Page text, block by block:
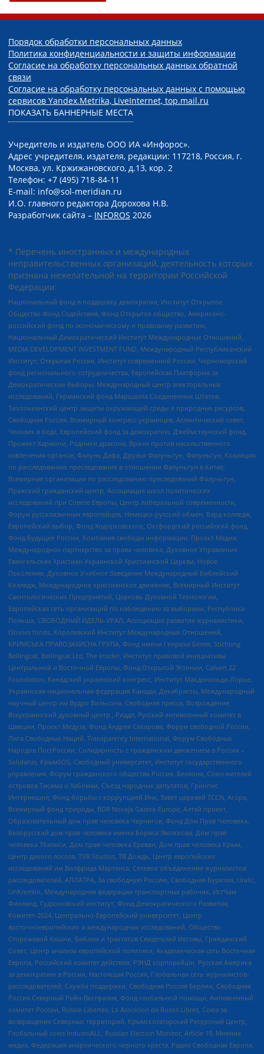
Порядок обработки персональных данных
Политика конфиденциальности и защиты информации
Согласие на обработку персональных данных обратной
связи
Согласие на обработку персональных данных с помощью
сервисов Yandex.Metrika, LiveInternet, top.mail.ru
ПОКАЗАТЬ БАННЕРНЫЕ МЕСТА
Учредитель и издатель ООО ИА «Инфорос».
Адрес учредителя, издателя, редакции: 117218, Россия, г.
Москва, ул. Кржижановского, д.13, кор. 2
Телефон: +7 (495) 718-84-11
E-mail: info@sol-meridian.ru
И.О. главного редактора Дорохова Н.В.
Разработчик сайта – INFOROS 2026
* Перечень иностранных и международных
неправительственных организаций, деятельность которых
признана нежелательной на территории Российской
Федерации:
Национальный фонд в поддержку демократии, Институт Открытое
Общество Фонд Содействия, Фонд Открытое общество, Американо-
российский фонд по экономическому и правовому развитию,
Национальный Демократический Институт Международных Отношений,
MEDIA DEVELOPMENT INVESTMENT FUND, Международный Республиканский
Институт, Открытая Россия, Институт современной России, Черноморский
фонд регионального сотрудничества, Европейская Платформа за
Демократические Выборы, Международный центр электоральных
исследований, Германский фонд Маршалла Соединенных Штатов,
Тихоокеанский центр защиты окружающей среды и природных ресурсов,
Свободная Россия, Всемирный конгресс украинцев, Атлантический совет,
Человек в беде, Европейский фонд за демократию, Джеймстаунский фонд,
Прожект Хармони, Родники дракона, Врачи против насильственного
извлечения органов, Фалунь Дафа, Друзья Фалуньгун, Фалуньгун, Коалиция
по расследованию преследования в отношении Фалуньгун в Китае,
Всемирная организация по расследованию преследований Фалуньгун,
Пражский гражданский центр, Ассоциация школ политических
исследований при Совете Европы, Центр либеральной современности,
Форум русскоязычных европейцев, Немецко-русский обмен, Бард колледж,
Европейский выбор, Фонд Ходорковского, Оксфордский российский фонд,
Фонд Будущее России, Компания свободы информации, Проект Медиа,
Международное партнерство за права человека, Духовное Управление
Евангельских Христиан Украинской Христианской Церкви, Новое
Поколение, Духовное Учебное Заведение Международный Библейский
Колледж, Международное христианское движение, Всемирный Институт
Саентологических Предприятий, Церковь Духовной Технологии,
Европейская сеть организаций по наблюдению за выборами, Республика
Польша, СВОБОДНЫЙ ИДЕЛЬ-УРАЛ, Ассоциация развития журналистики,
IStories fonds, Королевский Институт Международных Отношений,
КРИМСЬКА ПРАВОЗАХИСНА ГРУПА, Фонд имени Генриха Бёлля, Stichting
Bellingcat, Bellingcat Ltd, The Insider, Институт правовой инициативы
Центральной и Восточной Европы, Фонд Открытой Эстонии, Calvert 22
Foundation, Канадский украинский конгресс, Институт Макдональда-Лорье,
Украинская национальная федерация Канады, Декабристы, Международный
научный центр им Вудро Вильсона, Свободная пресса, Возрождение,
Всеукраинский духовный центр , Риддл, Русский антивоенный комитет в
Швеции, Проект Медуза, Фонд Андрея Сахарова, Форум свободной России,
Лига Свободных Наций, Transparеncy International, Форум Свободных
Народов ПостРоссии, Солидарность с гражданским движением в России –
Solidarus, КрымSOS, Свободный университет, Институт государственного
управления, Форум гражданского общества Россия, Беллона, Союз жителей
островов Тисима и Хабомаи, Съезд народных депутатов, Гринпис
Интернешнл, Фонд борьбы с коррупцией Инк, Завет церквей TCCN, Агора,
Всемирный фонд природы, BDR Novaja Gazeta-Europe, Алтай проект,
Образовательный дом прав человека Чернигов, Фонд Дом Прав Человека,
Белорусский дом прав человека имени Бориса Звозскова, Дом прав
человека Тбилиси, Дом прав человека Ереван, Дом прав человека Крым,
Центр дикого лосося, TVR Studios, ТВ Дождь, Центр европейских
исследований им Вилфрида Мартенса, Сетевое объединение журналистов
расследователей, АЛЛАТРА, За свободную Россию, Свободная Бурятия, Uralic,
UnKremlin, Международная федерация транспортных рабочих, ИстЧам
Финланд, Гудзоновский институт, Фонд Демократического Развития,
Комитет-2024, Центрально-Европейский университет, Центр
восточноевропейских и международных исследований, Общество
Сторожевой башни, Библии и трактатов Свидетелей Иеговы, Гражданский
Совет, Центр анализа европейской политики, Академическая сеть Восточная
Европа, Российский комитет действия, РЭНД корпорейшн, Русская Америка
за демократию в России, Настоящая Россия, Глобальная сеть журналистов-
расследователей, Служба поддержки, Свободная Россия Берлин, Свободная
Россия Северный Рейн-Вестфалия, Фонд глобальной помощи, Антивоенный
комитет России, Russie-Libertes, La Asocicion de Rusos Libres, Союз за
возвращение Северных территорий, Крымскотатарский Ресурсный Центр,
Глобальный союз IndustriALL, Russian Election Monitor, Article 19, Мнение
медиа, Федерация анархического черного креста, Радио Свободная Европа,